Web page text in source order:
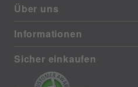
Über uns
Informationen
Sicher einkaufen